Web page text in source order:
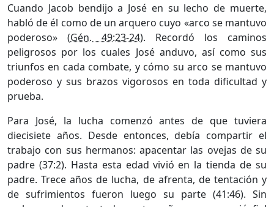
Cuando Jacob bendijo a José en su lecho de muerte,
habló de él como de un arquero cuyo «arco se mantuvo
poderoso» (Gén. 49:23-24). Recordó los caminos
peligrosos por los cuales José anduvo, así como sus
triunfos en cada combate, y cómo su arco se mantuvo
poderoso y sus brazos vigorosos en toda dificultad y
prueba.
Para José, la lucha comenzó antes de que tuviera
diecisiete años. Desde entonces, debía compartir el
trabajo con sus hermanos: apacentar las ovejas de su
padre (37:2). Hasta esta edad vivió en la tienda de su
padre. Trece años de lucha, de afrenta, de tentación y
de sufrimientos fueron luego su parte (41:46). Sin